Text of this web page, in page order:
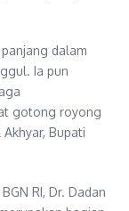
dalam
Ia pun
gotong royong
Bupati
RI, Dr. Dadan